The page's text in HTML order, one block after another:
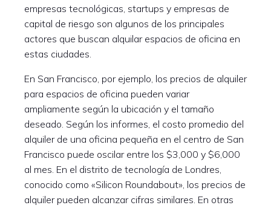
empresas tecnológicas, startups y empresas de
capital de riesgo son algunos de los principales
actores que buscan alquilar espacios de oficina en
estas ciudades.
En San Francisco, por ejemplo, los precios de alquiler
para espacios de oficina pueden variar
ampliamente según la ubicación y el tamaño
deseado. Según los informes, el costo promedio del
alquiler de una oficina pequeña en el centro de San
Francisco puede oscilar entre los $3,000 y $6,000
al mes. En el distrito de tecnología de Londres,
conocido como «Silicon Roundabout», los precios de
alquiler pueden alcanzar cifras similares. En otras